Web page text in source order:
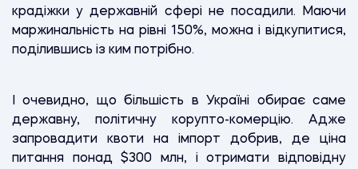
крадіжки у державній сфері не посадили. Маючи
маржинальність на рівні 150%, можна і відкупитися,
поділившись із ким потрібно.
І очевидно, що більшість в Україні обирає саме
державну, політичну корупто-комерцію. Адже
запровадити квоти на імпорт добрив, де ціна
питання понад $300 млн, і отримати відповідну